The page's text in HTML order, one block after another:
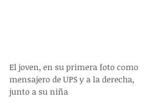
El joven, en su primera foto como
mensajero de UPS y a la derecha,
junto a su niña